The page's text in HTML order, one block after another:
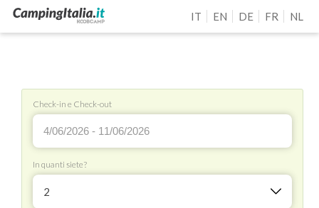
IT EN DE FR NL
Check-in e Check-out
In quanti siete?
2